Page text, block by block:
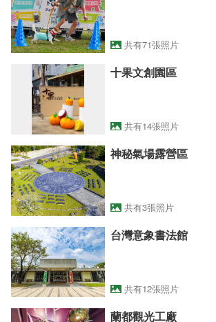
共有71張照片
十果文創園區
共有14張照片
神秘氣場露營區
共有3張照片
台灣意象書法館
共有12張照片
蘭都觀光工廠